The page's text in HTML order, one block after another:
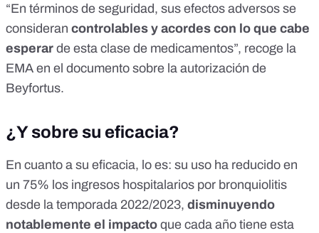
“En términos de seguridad, sus efectos adversos se
consideran controlables y acordes con lo que cabe
esperar de esta clase de medicamentos”, recoge la
EMA en el documento sobre la autorización de
Beyfortus.
¿Y sobre su eficacia?
En cuanto a su eficacia, lo es: su uso ha reducido en
un 75% los ingresos hospitalarios por bronquiolitis
desde la temporada 2022/2023, disminuyendo
notablemente el impacto que cada año tiene esta